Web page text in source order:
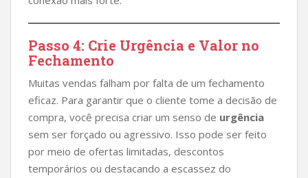
Passo 4: Crie Urgência e Valor no
Fechamento
Muitas vendas falham por falta de um fechamento
eficaz. Para garantir que o cliente tome a decisão de
compra, você precisa criar um senso de urgência
sem ser forçado ou agressivo. Isso pode ser feito
por meio de ofertas limitadas, descontos
temporários ou destacando a escassez do